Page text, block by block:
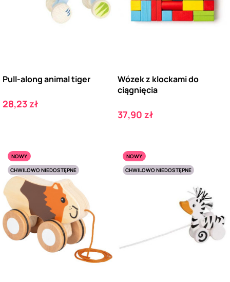
Pull-along animal tiger
Cena
28,23 zł
Wózek z klockami do
ciągnięcia
Cena
37,90 zł
NOWY
CHWILOWO NIEDOSTĘPNE
NOWY
CHWILOWO NIEDOSTĘPNE